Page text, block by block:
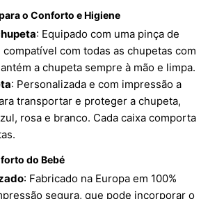
o Conforto e Higiene
: Equipado com uma pinça de
com todas as chupetas com
a chupeta sempre à mão e limpa.
: Personalizada e com impressão a
transportar e proteger a chupeta,
rosa e branco. Cada caixa comporta
do Bebé
: Fabricado na Europa em 100%
segura, que pode incorporar o